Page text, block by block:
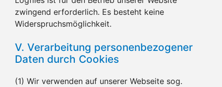
zwingend erforderlich. Es besteht keine
Widerspruchsmöglichkeit.
V. Verarbeitung personenbezogener
Daten durch Cookies
(1) Wir verwenden auf unserer Webseite sog.